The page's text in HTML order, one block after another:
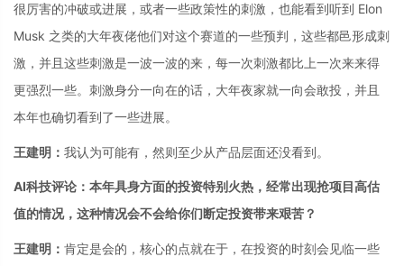
很厉害的冲破或进展，或者一些政策性的刺激，也能看到听到 Elon
Musk 之类的大年夜佬他们对这个赛道的一些预判，这些都邑形成刺
激，并且这些刺激是一波一波的来，每一次刺激都比上一次来来得
更强烈一些。刺激身分一向在的话，大年夜家就一向会敢投，并且
本年也确切看到了一些进展。
王建明： 我认为可能有，然则至少从产品层面还没看到。
AI科技评论：本年具身方面的投资特别火热，经常出现抢项目高估
值的情况，这种情况会不会给你们断定投资带来艰苦？
王建明： 肯定是会的，核心的点就在于，在投资的时刻会见临一些